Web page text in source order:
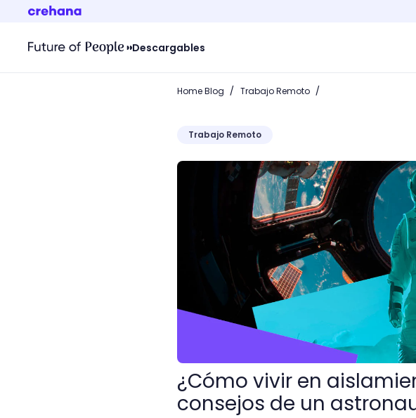
Descargables
Home Blog / Trabajo Remoto /
Trabajo Remoto
¿Cómo vivir en aislamiento social? Estos
¿Cómo vivir en
consejos de un